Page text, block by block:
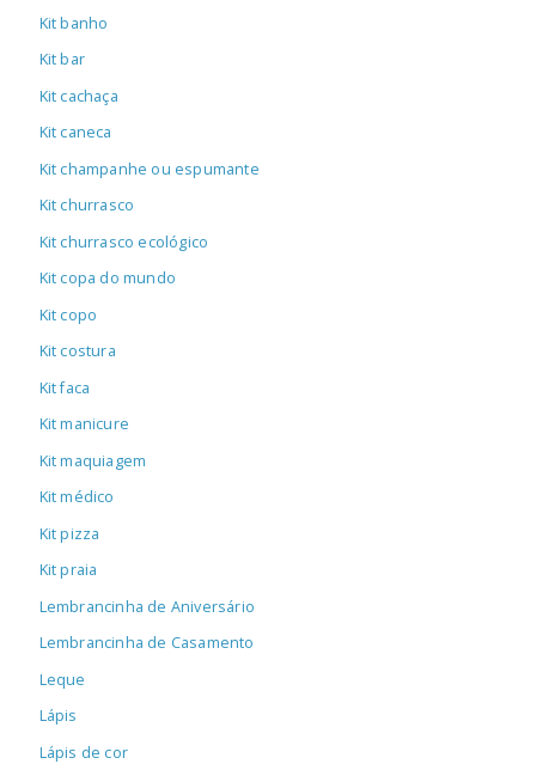
Kit banho
Kit bar
Kit cachaça
Kit caneca
Kit champanhe ou espumante
Kit churrasco
Kit churrasco ecológico
Kit copa do mundo
Kit copo
Kit costura
Kit faca
Kit manicure
Kit maquiagem
Kit médico
Kit pizza
Kit praia
Lembrancinha de Aniversário
Lembrancinha de Casamento
Leque
Lápis
Lápis de cor